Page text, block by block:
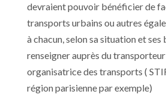
devraient pouvoir bénéficier de
transports urbains ou autres
à chacun, selon sa situation et ses
renseigner auprès du
organisatrice des transports (
région parisienne par exemple)